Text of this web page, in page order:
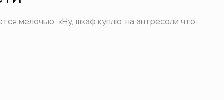
мелочью. «Ну, шкаф куплю, на антресоли что-